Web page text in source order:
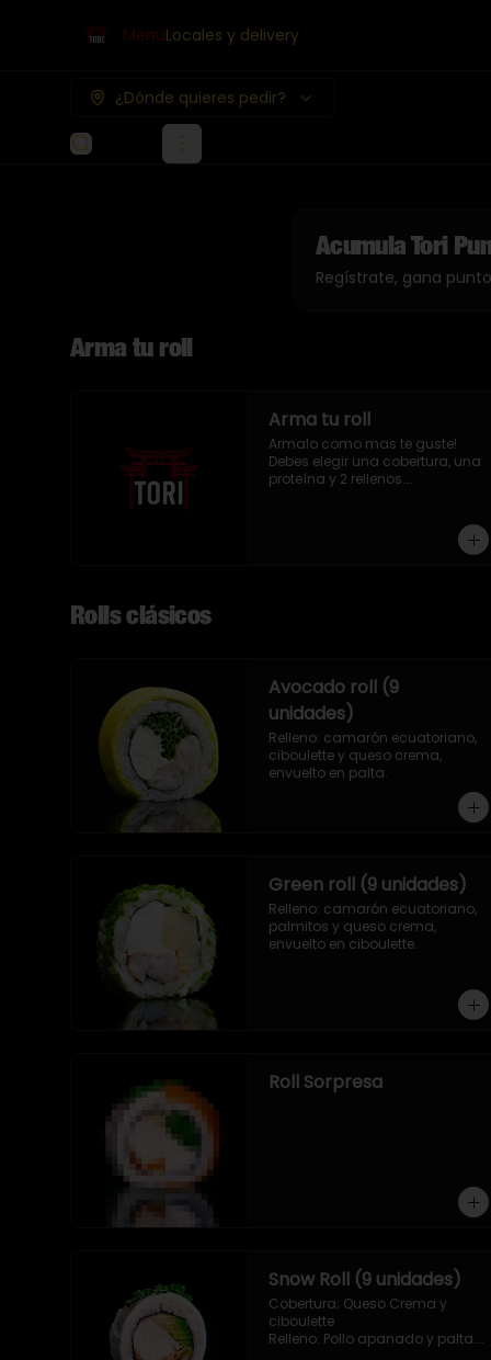
MenúLocales y delivery
¿Dónde quieres pedir?
Acumula Tori
Regístrate, gana
Arma tu roll
Arma tu roll
Armalo como mas te guste!
Debes elegir una cobertura, una
proteína y 2 rellenos.
Rolls clásicos
Avocado roll (9
unidades)
Relleno: camarón ecuatoriano,
ciboulette y queso crema,
envuelto en palta.
Green roll (9 unidades)
Relleno: camarón ecuatoriano,
palmitos y queso crema,
envuelto en ciboulette.
Roll Sorpresa
Snow Roll (9 unidades)
Cobertura; Queso Crema y
ciboulette
Relleno: Pollo apanado y palta.